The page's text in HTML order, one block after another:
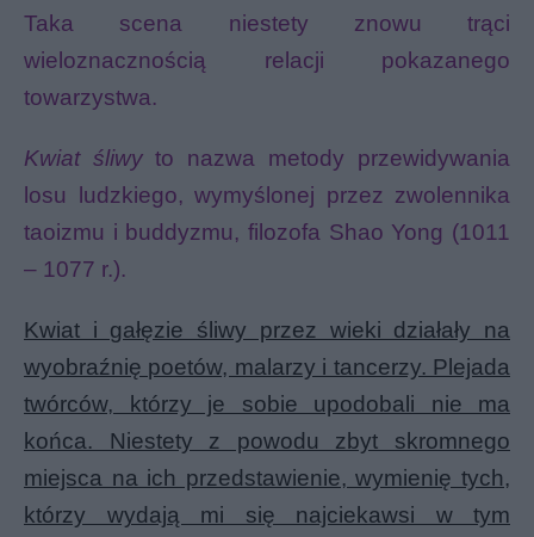
Taka scena niestety znowu trąci
wieloznacznością relacji pokazanego
towarzystwa.
Kwiat śliwy to nazwa metody przewidywania
losu ludzkiego, wymyślonej przez zwolennika
taoizmu i buddyzmu, filozofa Shao Yong (1011
– 1077 r.).
Kwiat i gałęzie śliwy przez wieki działały na
wyobraźnię poetów, malarzy i tancerzy. Plejada
twórców, którzy je sobie upodobali nie ma
końca. Niestety z powodu zbyt skromnego
miejsca na ich przedstawienie, wymienię tych,
którzy wydają mi się najciekawsi w tym